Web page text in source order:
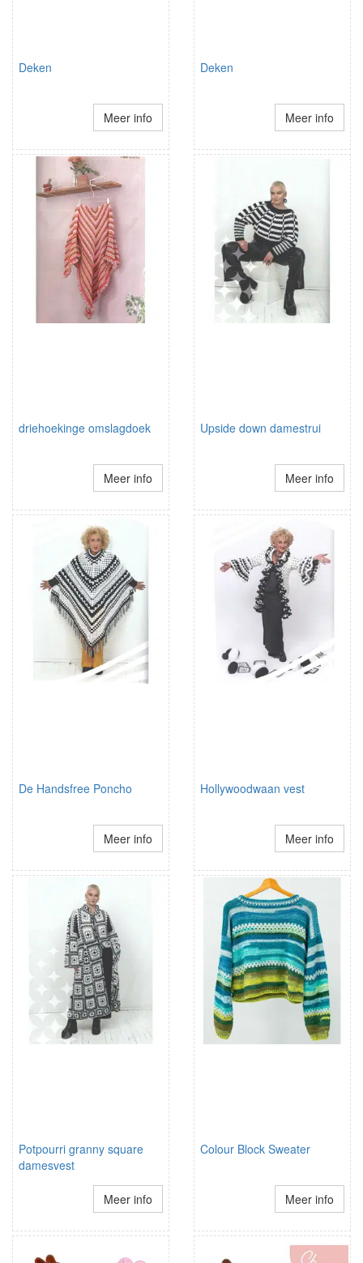
Deken
Meer info
Deken
Meer info
driehoekinge omslagdoek
Meer info
Upside down damestrui
Meer info
De Handsfree Poncho
Meer info
Hollywoodwaan vest
Meer info
Potpourri granny square
damesvest
Meer info
Colour Block Sweater
Meer info